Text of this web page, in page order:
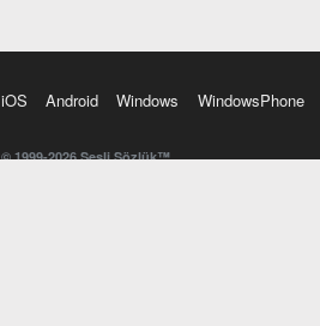
iOS Android Windows WindowsPhone
© 1999-2026 Sesli Sözlük™